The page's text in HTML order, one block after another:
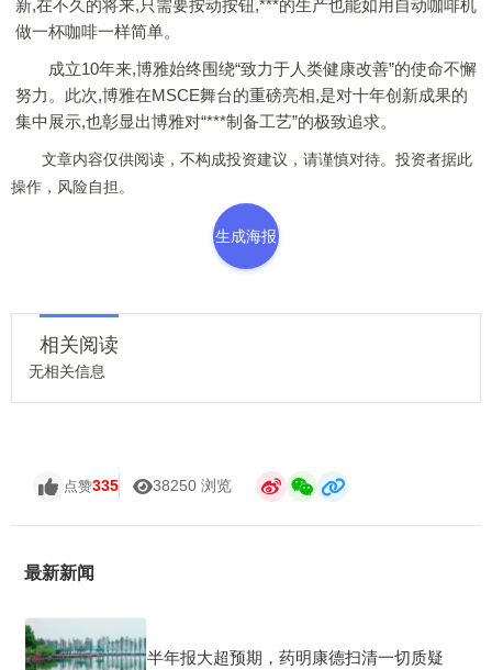
新,在不久的将来,只需要按动按钮,***的生产也能如用自动咖啡机
做一杯咖啡一样简单。
成立10年来,博雅始终围绕“致力于人类健康改善”的使命不懈
努力。此次,博雅在MSCE舞台的重磅亮相,是对十年创新成果的
集中展示,也彰显出博雅对“***制备工艺”的极致追求。
文章内容仅供阅读，不构成投资建议，请谨慎对待。投资者据此
操作，风险自担。
生成海报
相关阅读
无相关信息
点赞335 38250 浏览
最新新闻
半年报大超预期，药明康德扫清一切质疑